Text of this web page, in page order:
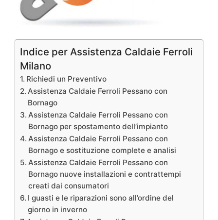
Indice per Assistenza Caldaie Ferroli
Milano
Richiedi un Preventivo
Assistenza Caldaie Ferroli Pessano con
Bornago
Assistenza Caldaie Ferroli Pessano con
Bornago per spostamento dell’impianto
Assistenza Caldaie Ferroli Pessano con
Bornago e sostituzione complete e analisi
Assistenza Caldaie Ferroli Pessano con
Bornago nuove installazioni e contrattempi
creati dai consumatori
I guasti e le riparazioni sono all’ordine del
giorno in inverno